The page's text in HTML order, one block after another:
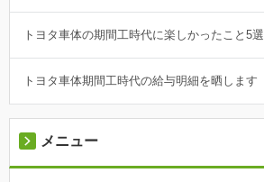
トヨタ車体の期間工時代に楽しかったこと5選
トヨタ車体期間工時代の給与明細を晒します
メニュー